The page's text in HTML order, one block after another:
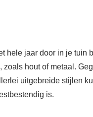
hele jaar door in je tuin
zoals hout of metaal.
uitgebreide stijlen
is.